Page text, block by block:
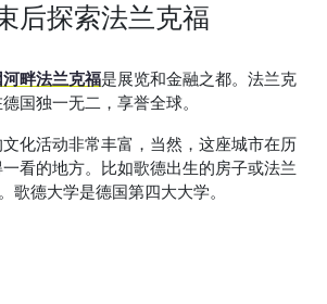
后探索法兰克福
畔法兰克福是展览和金融之都。法兰克
国独一无二，享誉全球。
化活动非常丰富，当然，这座城市在历
看的地方。比如歌德出生的房子或法兰
歌德大学是德国第四大大学。